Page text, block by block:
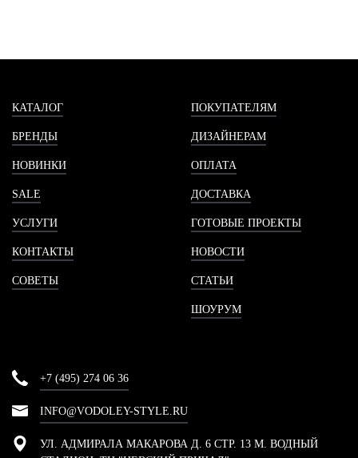
КАТАЛОГ
БРЕНДЫ
НОВИНКИ
SALE
УСЛУГИ
КОНТАКТЫ
СОВЕТЫ
ПОКУПАТЕЛЯМ
ДИЗАЙНЕРАМ
ОПЛАТА
ДОСТАВКА
ГОТОВЫЕ ПРОЕКТЫ
НОВОСТИ
СТАТЬИ
ШОУРУМ
+7 (495) 274 06 36
INFO@VODOLEY-STYLE.RU
УЛ. АДМИРАЛА МАКАРОВА Д. 6 СТР. 13 М. ВОДНЫЙ